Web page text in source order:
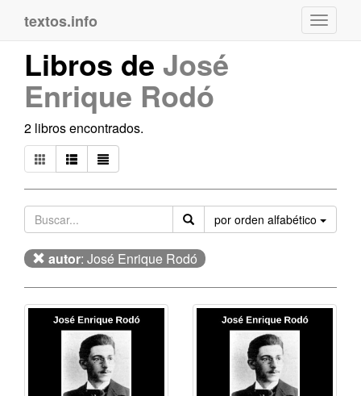
textos.info
Libros de José
Enrique Rodó
2 libros encontrados.
por orden alfabético
autor: José Enrique Rodó